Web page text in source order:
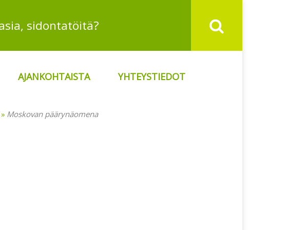
AJANKOHTAISTA YHTEYSTIEDOT
Moskovan päärynäomena